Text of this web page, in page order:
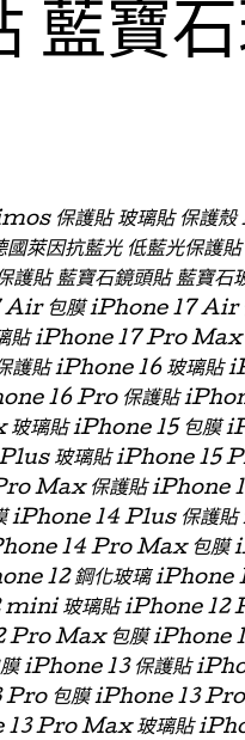
藍寶
保護貼 玻璃貼 保護
國萊因抗藍光 低藍光保護
護貼 藍寶石鏡頭貼 藍
包膜 iPhone 17 Air
貼 iPhone 17 Pro
護貼 iPhone 16 玻璃
16 Pro 保護貼
璃貼 iPhone 15 包膜
玻璃貼 iPhone 15
Max 保護貼 iPhone
iPhone 14 Plus 保護
14 Pro Max 包膜
12 鋼化玻璃
玻璃貼 iPhone 12
Pro Max 包膜 iPhone
iPhone 13 保護貼
Pro 包膜 iPhone 13
13 Pro Max 玻璃貼